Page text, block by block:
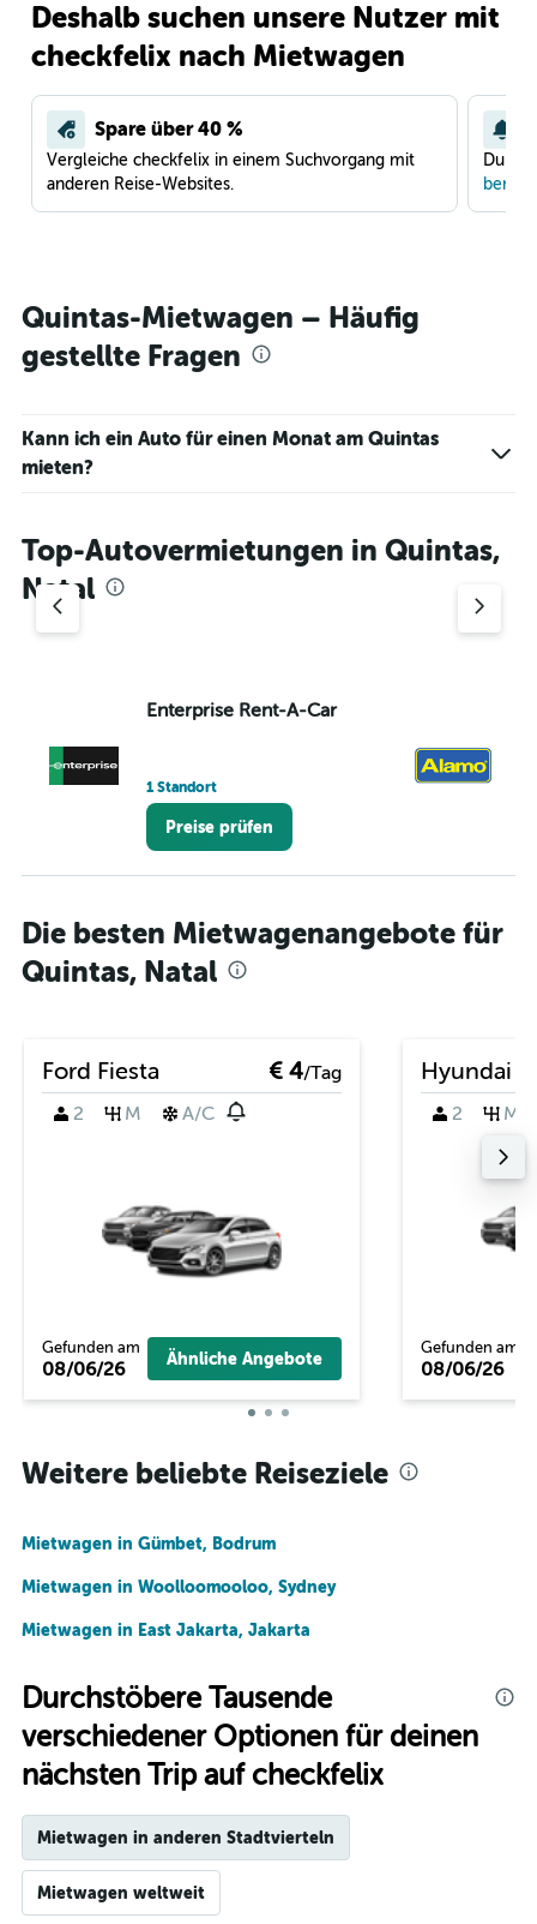
Deshalb suchen unsere Nutzer mit
checkfelix nach Mietwagen
Spare über 40 %
Vergleiche checkfelix in einem Suchvorgang mit
anderen Reise-Websites.
Du
Quintas-Mietwagen – Häufig
gestellte Fragen
Kann ich ein Auto für einen Monat am Quintas
mieten?
Top-Autovermietungen in Quintas,
Natal
Enterprise Rent-A-Car
1 Standort
Preise prüfen
Die besten Mietwagenangebote für
Quintas, Natal
Ford Fiesta € 4/Tag
2
M A/C
Gefunden am
08/06/26 Ähnliche Angebote
Hyundai
2 M
Gefunden am
08/06/26
Weitere beliebte Reiseziele
Mietwagen in Gümbet, Bodrum
Mietwagen in Woolloomooloo, Sydney
Mietwagen in East Jakarta, Jakarta
Durchstöbere Tausende
verschiedener Optionen für deinen
nächsten Trip auf checkfelix
Mietwagen in anderen Stadtvierteln
Mietwagen weltweit